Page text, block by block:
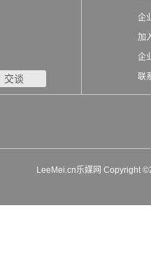
交谈
企
加
企
联
LeeMei.cn乐媒网 Copyright